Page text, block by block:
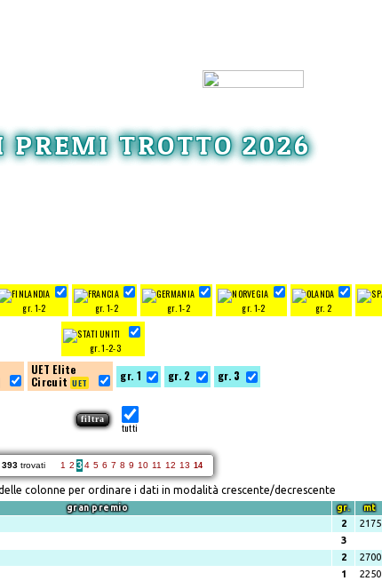
PREMI TROTTO 2026
gr. 1-2 gr. 1-2 gr. 1-2 gr. 1-2 gr. 2
gr. 1-2-3
UET Elite
Circuit
gr. 1 gr. 2 gr. 3
tutti
393 trovati 1 2 34 5 6 7 8 9 10 11 12 13 14
colonne per ordinare i dati in modalità crescente/decrescente
gran premio gr. mt
2 2175
3
2 2700
1 2250